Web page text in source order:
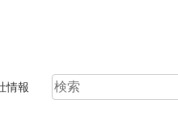
情報